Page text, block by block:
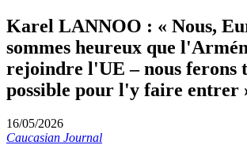
Karel LANNOO : « Nous,
sommes heureux que
rejoindre l'UE – nous ferons
possible pour l'y faire entrer
16/05/2026
Caucasian Journal